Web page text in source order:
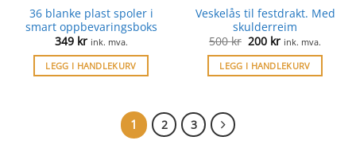
36 blanke plast spoler i
smart oppbevaringsboks
349 kr ink. mva.
LEGG I HANDLEKURV
Veskelås til festdrakt. Med
skulderreim
500kr Opprinnelig
var:
500 kr.
200 krNåværende
er:
200 kr.
ink. mva.
LEGG I HANDLEKURV
1 2 3